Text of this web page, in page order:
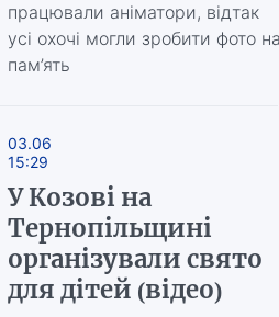
працювали аніматори, відтак
усі охочі могли зробити фото
пам’ять
03.06
15:29
У Козові на
Тернопільщині
організували свято
для дітей (відео)